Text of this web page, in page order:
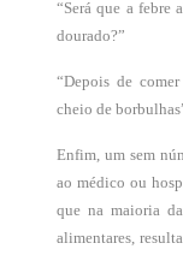
“Será que a febre
dourado?”
“Depois de
cheio de
Enfim, um sem
ao médico ou
que na maioria
alimentares,